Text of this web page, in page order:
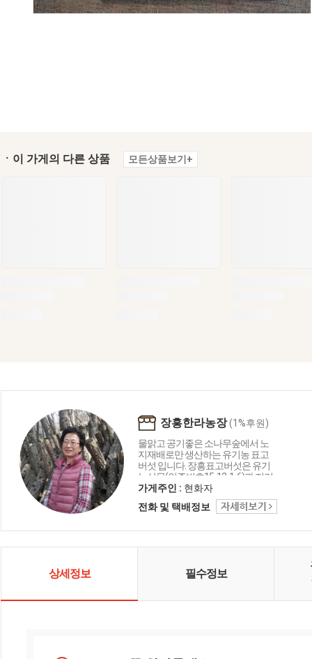
ㆍ이 가게의 다른 상품 모든상품보기+
장흥한라농장(1%후원)
물맑고 공기좋은 소나무숲에서 노
지재배로만 생산하는 유기농 표고
버섯 입니다. 장흥표고버섯은 유기
농산물(인증번호15-12-1-6)과 지리
적표시등록 (산림청2호)을 한 상품
으로 육질이 두껍고 쫄깃쫄깃한 맛
과 향이 뛰어나 명품으로 인정받고
30여년간 직접 생산하고 있습니다.
가지고 있습니다.
가게주인 : 현화자
전화 및 택배정보
상세정보 필수정보